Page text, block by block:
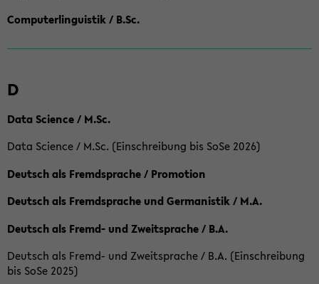
Computerlinguistik / B.Sc.
D
Data Science / M.Sc.
Data Science / M.Sc. (Einschreibung bis SoSe 2026)
Deutsch als Fremdsprache / Promotion
Deutsch als Fremdsprache und Germanistik / M.A.
Deutsch als Fremd- und Zweitsprache / B.A.
Deutsch als Fremd- und Zweitsprache / B.A. (Einschreibung
bis SoSe 2025)